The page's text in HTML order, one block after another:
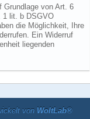
Grundlage von Art. 6
1 lit. b DSGVO
die Möglichkeit, Ihre
Ein Widerruf
liegenden
von WoltLab®